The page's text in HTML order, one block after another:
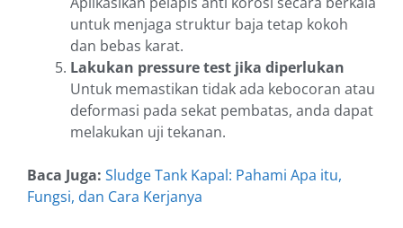
untuk menjaga struktur baja tetap kokoh
dan bebas karat.
Lakukan pressure test jika diperlukan
Untuk memastikan tidak ada kebocoran atau
deformasi pada sekat pembatas, anda dapat
melakukan uji tekanan.
Baca Juga: Sludge Tank Kapal: Pahami Apa itu,
Fungsi, dan Cara Kerjanya